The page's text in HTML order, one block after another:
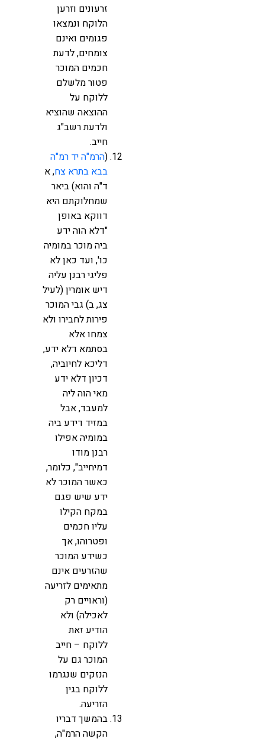
זרעונים וזרען
הלוקח ונמצאו
פגומים ואינם
צומחים, לדעת
חכמים המוכר
פטור מלשלם
ללוקח על
ההוצאה שהוציא
ולדעת רשב"ג
חייב.
(הרמ"ה יד רמ"ה
בבא בתרא צח, א
ד"ה והוא) ביאר
שמחלוקתם היא
דווקא באופן
"דלא הוה ידע
ביה מוכר במומיה
כו', ועד כאן לא
פליגי רבנן עליה
דיש אומרין (לעיל
צג, ב) גבי המוכר
פירות לחבירו ולא
צמחו אלא
בסתמא דלא ידע,
דליכא לחיוביה,
דכיון דלא ידע
מאי הוה ליה
למעבד, אבל
במזיד דידע ביה
במומיה אפילו
רבנן מודו
דמיחייב", כלומר,
כאשר המוכר לא
ידע שיש פגם
במקח הקילו
עליו חכמים
ופטרוהו, אך
כשידע המוכר
שהזרעים אינם
מתאימים לזריעה
(וראויים רק
לאכילה) ולא
הודיע זאת
ללוקח – חייב
המוכר גם על
הנזקים שנגרמו
ללוקח בגין
הזריעה.
בהמשך דבריו
הקשה הרמ"ה,